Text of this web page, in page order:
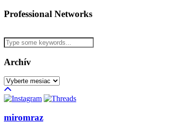
Professional Networks
Archív
Archív
miromraz